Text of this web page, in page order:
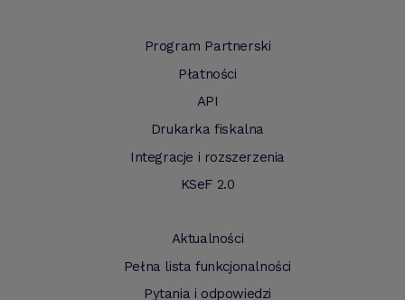
Program Partnerski
Płatności
API
Drukarka fiskalna
Integracje i rozszerzenia
KSeF 2.0
Aktualności
Pełna lista funkcjonalności
Pytania i odpowiedzi